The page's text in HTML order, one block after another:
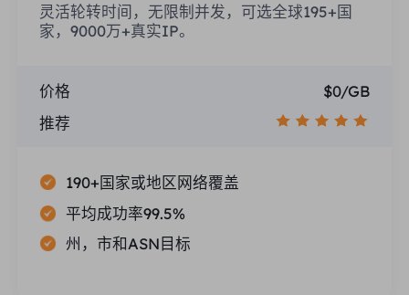
灵活轮转时间，无限制并发，可选全球195+国
家，9000万+真实IP。
价格
$0/GB
推荐
190+国家或地区网络覆盖
平均成功率99.5%
州，市和ASN目标